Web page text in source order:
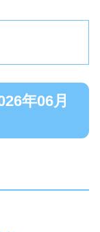
年06月